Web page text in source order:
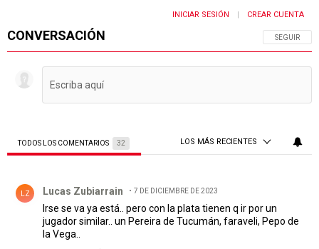
CONVERSACIÓN SIGA ESTA
SEGUIR
INICIAR SESIÓN CREAR CUENTA
TODOS LOS COMENTARIOS 32 LOS MÁS RECIENTES
LZ Lucas Zubiarrain 7 DE DICIEMBRE DE 2023
Irse se va ya está.. pero con la plata tienen q ir por un
jugador similar.. un Pereira de Tucumán, faraveli, Pepo de
la Vega..